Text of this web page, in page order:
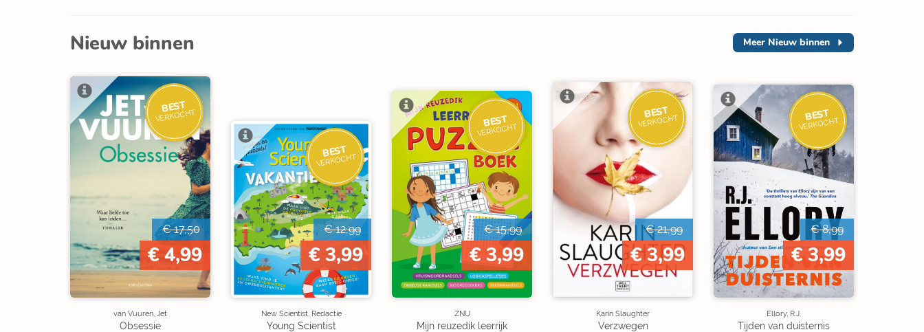
Nieuw binnen Meer Nieuw binnen
BEST
VERKOCHT
€ 17,50
€ 4,99
van Vuuren, Jet
Obsessie
BEST
VERKOCHT
€ 12,99
€ 3,99
New Scientist, Redactie
Young Scientist
BEST
VERKOCHT
€ 15,99
€ 3,99
ZNU
Mijn reuzedik leerrijk
BEST
VERKOCHT
€ 21,99
€ 3,99
Karin Slaughter
Verzwegen
BEST
VERKOCHT
€ 8,99
€ 3,99
Ellory, R.J.
Tijden van duisternis